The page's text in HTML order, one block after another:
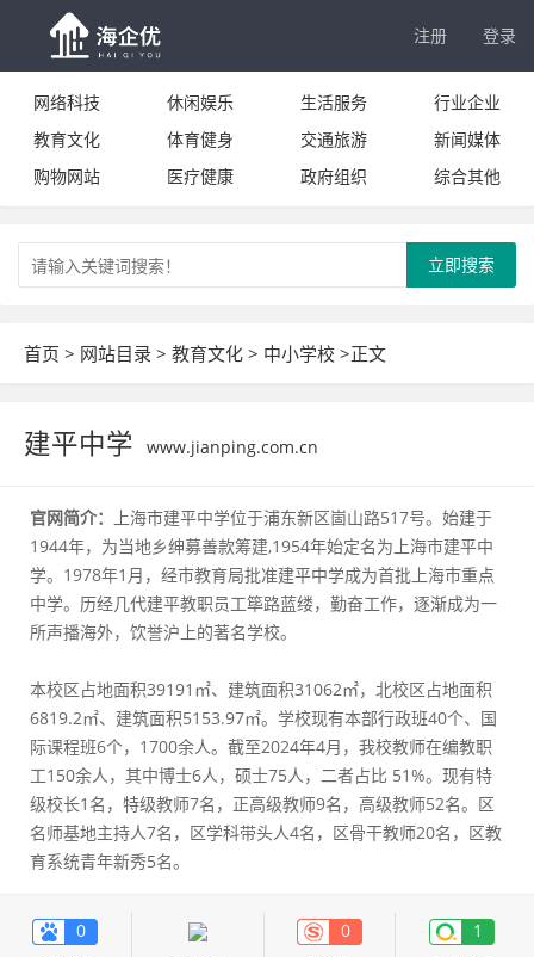
注册 登录
网络科技 休闲娱乐 生活服务
行业企业
教育文化
体育健身 交通旅游
新闻媒体
购物网站
医疗健康 政府组织 综合其他
立即搜索
首页 > 网站目录 > 教育文化 > 中小学校 >正文
建平中学 www.jianping.com.cn
官网简介：
上海市建平中学位于浦东新区崮山路517号。始建于
1944年，为当地乡绅募善款筹建,1954年始定名为上海市建平中
学。1978年1月，经市教育局批准建平中学成为首批上海市重点
中学。历经几代建平教职员工筚路蓝缕，勤奋工作，逐渐成为一
所声播海外，饮誉沪上的著名学校。
本校区占地面积39191㎡、建筑面积31062㎡，北校区占地面积
6819.2㎡、建筑面积5153.97㎡。学校现有本部行政班40个、国
际课程班6个，1700余人。截至2024年4月，我校教师在编教职
工150余人，其中博士6人，硕士75人，二者占比 51%。现有特
级校长1名，特级教师7名，正高级教师9名，高级教师52名。区
名师基地主持人7名，区学科带头人4名，区骨干教师20名，区教
育系统青年新秀5名。
0 0 1